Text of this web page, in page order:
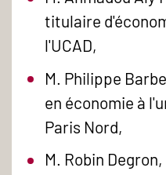
titulaire
l'UCAD,
M. Philippe
en économie à
Paris Nord,
M. Robin